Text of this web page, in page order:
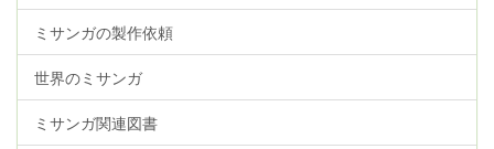
ミサンガの製作依頼
世界のミサンガ
ミサンガ関連図書